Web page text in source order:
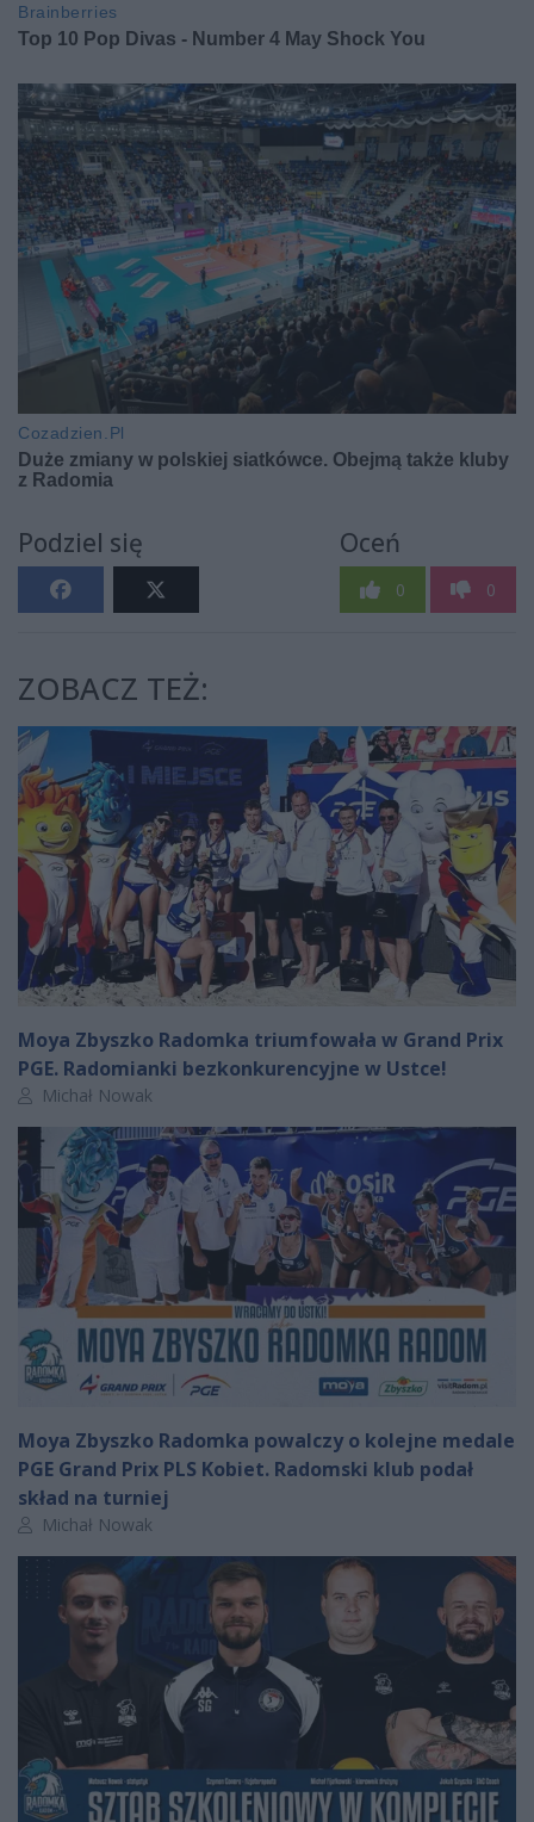
Podziel się Oceń
0 0
ZOBACZ TEŻ:
Moya Zbyszko Radomka triumfowała w Grand Prix
PGE. Radomianki bezkonkurencyjne w Ustce!
Autor artykułu:
Michał Nowak
Moya Zbyszko Radomka powalczy o kolejne medale
PGE Grand Prix PLS Kobiet. Radomski klub podał
skład na turniej
Autor artykułu:
Michał Nowak